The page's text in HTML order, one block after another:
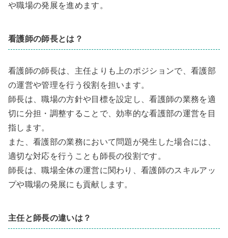
や職場の発展を進めます。
看護師の師長とは？
看護師の師長は、主任よりも上のポジションで、看護部
の運営や管理を行う役割を担います。
師長は、職場の方針や目標を設定し、看護師の業務を適
切に分担・調整することで、効率的な看護部の運営を目
指します。
また、看護部の業務において問題が発生した場合には、
適切な対応を行うことも師長の役割です。
師長は、職場全体の運営に関わり、看護師のスキルアッ
プや職場の発展にも貢献します。
主任と師長の違いは？